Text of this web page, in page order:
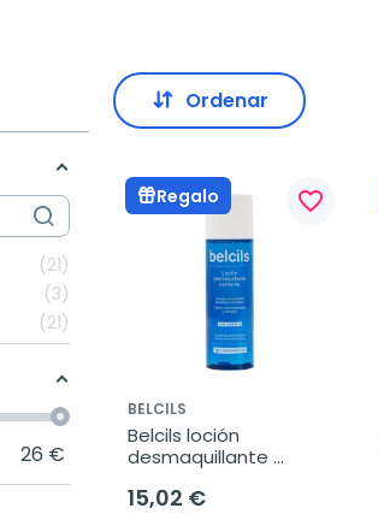
21
3
21
26 €
Ordenar
Regalo favorite_border
BELCILS
Belcils loción
desmaquillante
15,02 €